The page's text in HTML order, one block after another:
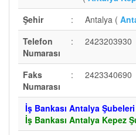
Şehir
: Antalya (
Telefon
Numarası
: 2423203930
Faks
Numarası
: 2423340690
İş Bankası Antalya Şubeleri
İş Bankası Antalya Kepez